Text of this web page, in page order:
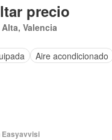
precio
Valencia
Aire acondicionado
Easyavvisi